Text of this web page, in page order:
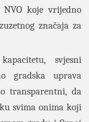
koje vrijedno
značaja za
svjesni
gradska uprava
transparentni, da
svima onima koji